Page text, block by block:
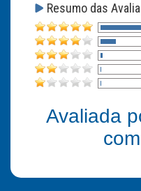
Resumo das
Avaliada